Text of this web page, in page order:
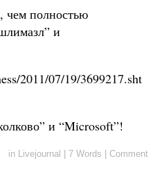
чем полностью
и
2011/07/19/3699217.sht
и “Microsoft”!
in Livejournal 7 Words Comment